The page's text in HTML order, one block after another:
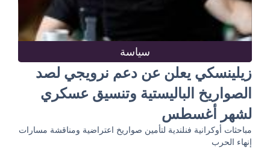
سياسة
زيلينسكي يعلن عن دعم نرويجي لصد
الصواريخ الباليستية وتنسيق عسكري
لشهر أغسطس
مباحثات أوكرانية فنلندية لتأمين صواريخ اعتراضية ومناقشة مسارات
إنهاء الحرب